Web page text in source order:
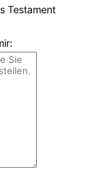
Testament